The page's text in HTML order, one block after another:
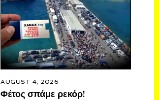
AUGUST 4, 2026
Φέτος σπάμε ρεκόρ!